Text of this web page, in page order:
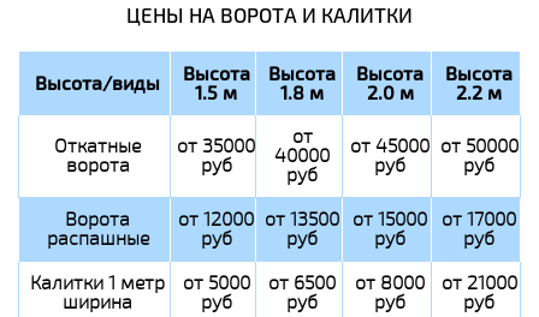
ЦЕНЫ НА ВОРОТА И КАЛИТКИ
Высота/виды Высота
1.5 м
Высота
1.8 м
Высота
2.0 м
Высота
2.2 м
Откатные
ворота
от 35000
руб
от
40000
руб
от 45000
руб
от 50000
руб
Ворота
распашные
от 12000
руб
от 13500
руб
от 15000
руб
от 17000
руб
Калитки 1 метр
ширина
от 5000
руб
от 6500
руб
от 8000
руб
от 21000
руб